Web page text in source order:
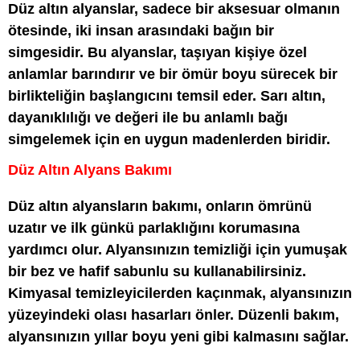
Düz altın alyanslar, sadece bir aksesuar olmanın
ötesinde, iki insan arasındaki bağın bir
simgesidir. Bu alyanslar, taşıyan kişiye özel
anlamlar barındırır ve bir ömür boyu sürecek bir
birlikteliğin başlangıcını temsil eder. Sarı altın,
dayanıklılığı ve değeri ile bu anlamlı bağı
simgelemek için en uygun madenlerden biridir.
Düz Altın Alyans Bakımı
Düz altın alyansların bakımı, onların ömrünü
uzatır ve ilk günkü parlaklığını korumasına
yardımcı olur. Alyansınızın temizliği için yumuşak
bir bez ve hafif sabunlu su kullanabilirsiniz.
Kimyasal temizleyicilerden kaçınmak, alyansınızın
yüzeyindeki olası hasarları önler. Düzenli bakım,
alyansınızın yıllar boyu yeni gibi kalmasını sağlar.